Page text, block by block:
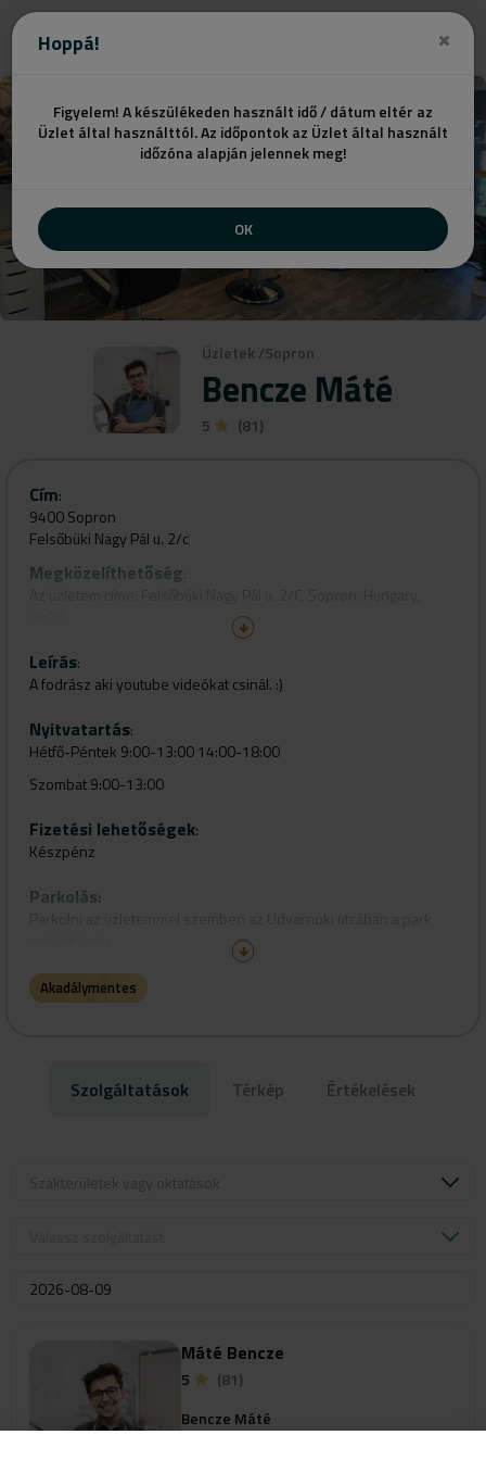
Hoppá!
Figyelem! A készülékeden használt idő / dátum eltér az
Üzlet által használttól. Az időpontok az Üzlet által használt
időzóna alapján jelennek meg!
OK
Üzletek /Sopron
Bencze Máté
5 (81)
Cím:
9400 Sopron
Felsőbüki Nagy Pál u. 2/c
Megközelíthetőség:
Leírás:
A fodrász aki youtube videókat csinál. :)
Nyitvatartás:
Hétfő-Péntek 9:00-13:00 14:00-18:00
Szombat 9:00-13:00
Fizetési lehetőségek:
Készpénz
Parkolás:
Akadálymentes
Szolgáltatások Térkép Értékelések
Máté Bencze
5
(81)
Bencze Máté